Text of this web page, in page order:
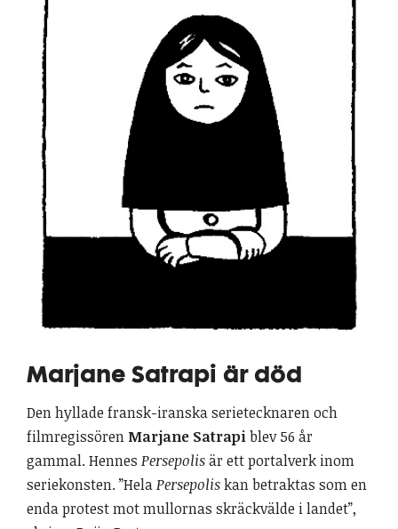
Marjane Satrapi är död
Den hyllade fransk-iranska serietecknaren och
filmregissören Marjane Satrapiblev 56 år
gammal. Hennes Persepolisär ett portalverk inom
seriekonsten. ”HelaPersepoliskan betraktas som en
enda protest mot mullornas skräckvälde i landet”,